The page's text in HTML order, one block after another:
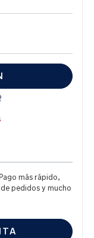
más rápido,
pedidos y mucho